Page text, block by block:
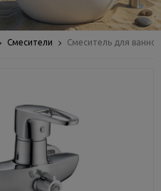
Смесители Смеситель для